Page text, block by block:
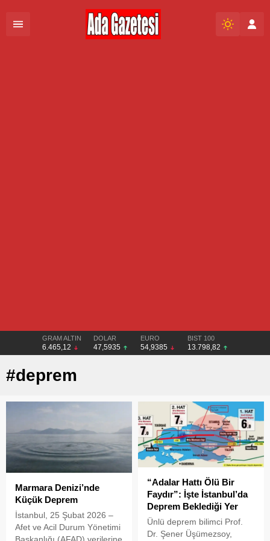
GRAM ALTIN
6.465,12
DOLAR
47,5935
EURO
54,9385
BIST 100
13.798,82
#deprem
Marmara Denizi’nde
Küçük Deprem
İstanbul, 25 Şubat 2026 –
Afet ve Acil Durum Yönetimi
Başkanlığı (AFAD) verilerine
“Adalar Hattı Ölü Bir
Faydır”: İşte İstanbul’da
Deprem Beklediği Yer
Ünlü deprem bilimci Prof.
Dr. Şener Üşümezsoy,